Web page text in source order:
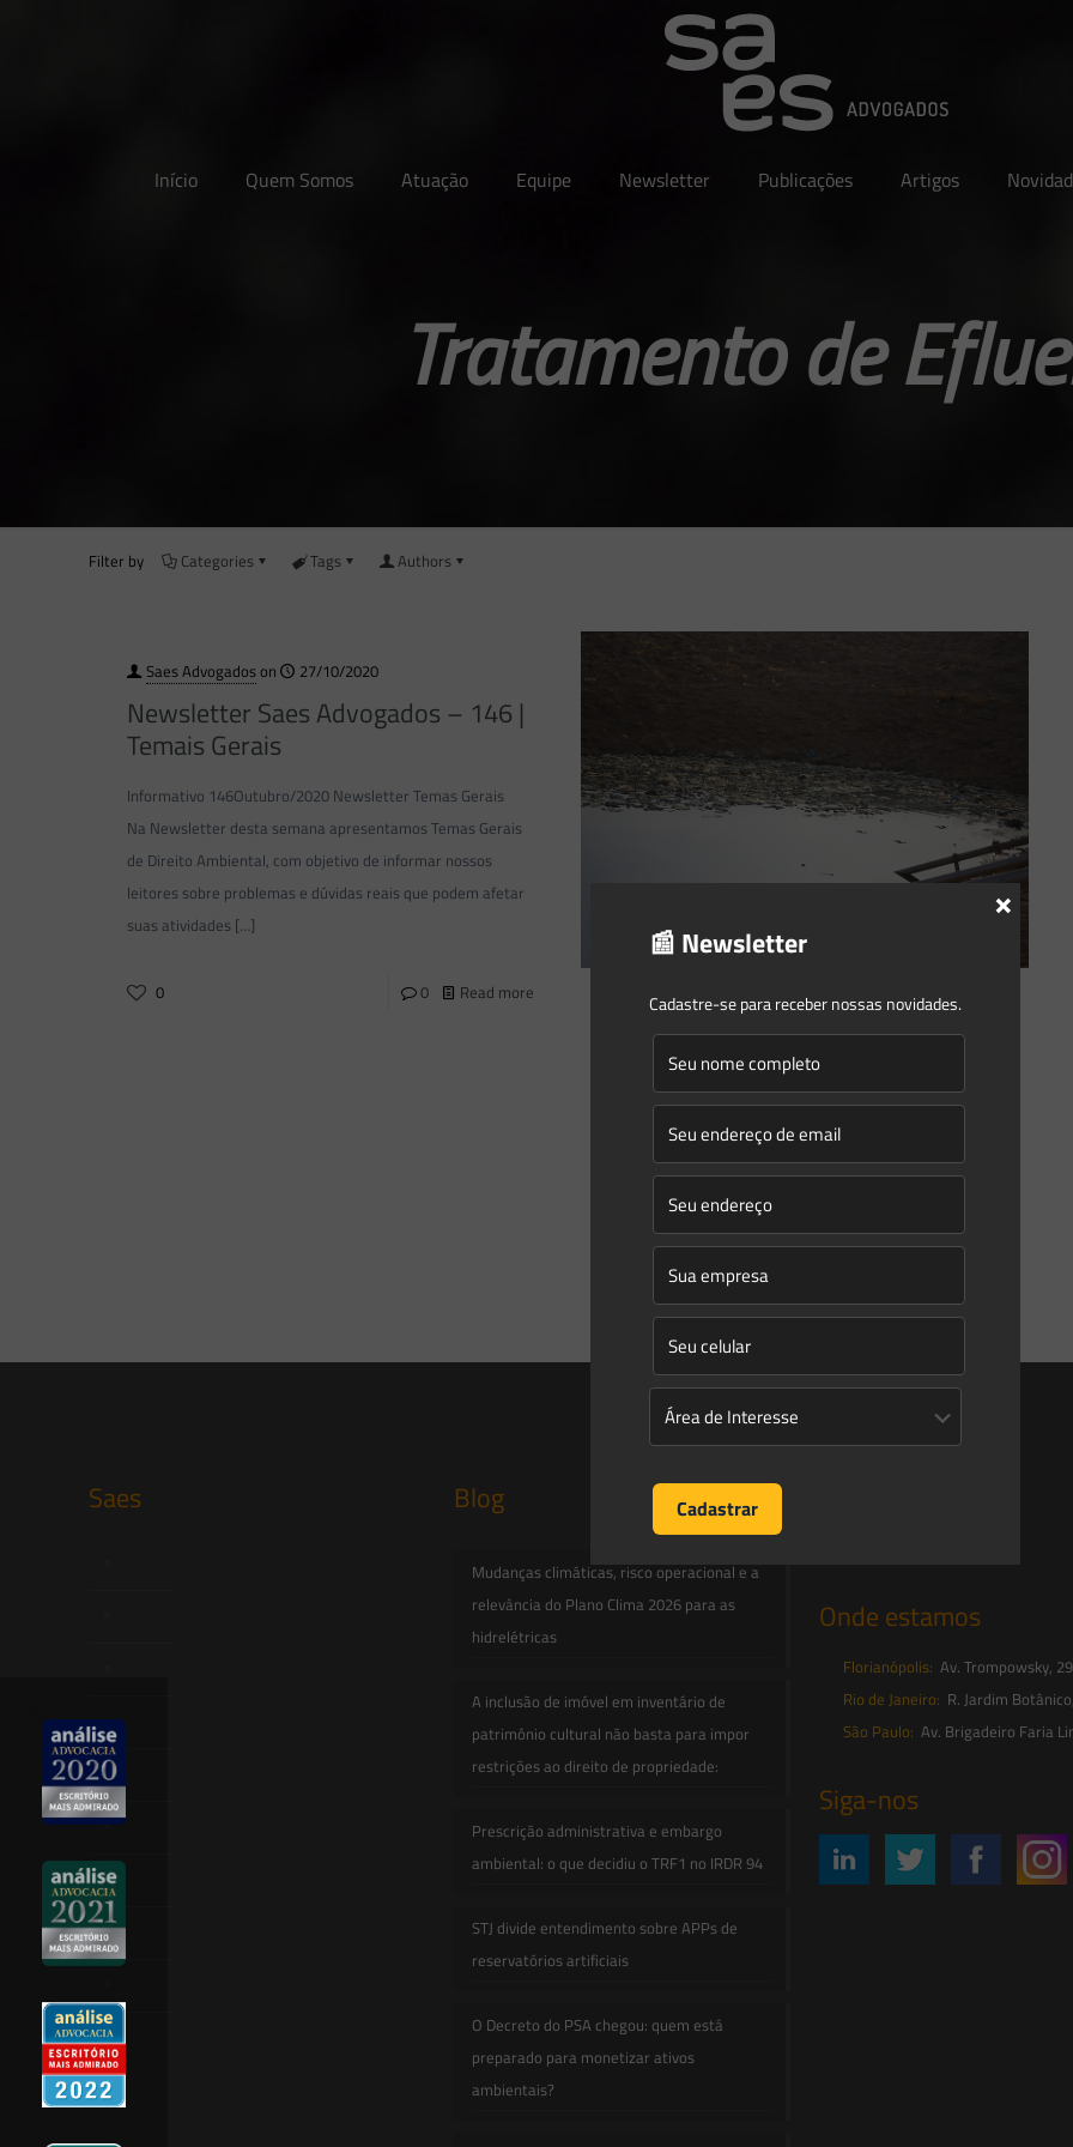
Início Quem Somos Atuação Equipe Newsletter Publicações Artigos
Tratamento de
Filter by Categories Tags Authors
Saes Advogadoson 27/10/2020
Newsletter Saes Advogados – 146 |
Temais Gerais
Informativo 146Outubro/2020 Newsletter Temas Gerais
Na Newsletter desta semana apresentamos Temas Gerais
de Direito Ambiental, com objetivo de informar nossos
leitores sobre problemas e dúvidas reais que podem afetar
suas atividades […]
0 0 Read more
Gleyse Gulinon 27/10/2020
Por que o chorume deve ser
tratado?
O chorume é a parte líquida do lixo, também conhecido
como “lixiviado”. Quando esse líquido percola através do
substrato inferior do aterro sem que antes tenha
Saes Blog
Mudanças climáticas, risco operacional e a
relevância do Plano Clima 2026 para as
hidrelétricas
A inclusão de imóvel em inventário de
patrimônio cultural não basta para impor
restrições ao direito de propriedade:
Prescrição administrativa e embargo
ambiental: o que decidiu o TRF1 no IRDR 94
STJ divide entendimento sobre APPs de
reservatórios artificiais
O Decreto do PSA chegou: quem está
preparado para monetizar ativos
ambientais?
Onde estamos
Florianópolis: Av. Trompowsky,
Rio de Janeiro: R. Jardim
São Paulo: Av. Brigadeiro Faria
Siga-nos
📰 Newsletter
Cadastre-se para receber nossas novidades.
×